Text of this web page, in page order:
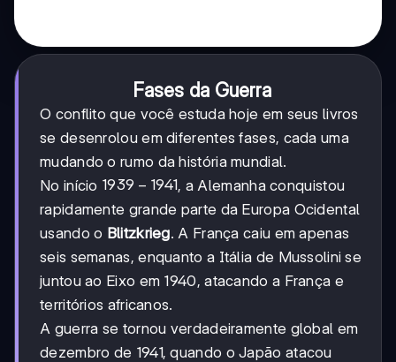
Fases da Guerra
O conflito que você estuda hoje em seus livros
se desenrolou em diferentes fases, cada uma
mudando o rumo da história mundial.
No início 1939-
1941
1939 − 1941, a Alemanha conquistou
rapidamente grande parte da Europa Ocidental
usando o Blitzkrieg. A França caiu em apenas
seis semanas, enquanto a Itália de Mussolini se
juntou ao Eixo em 1940, atacando a França e
territórios africanos.
A guerra se tornou verdadeiramente global em
dezembro de 1941, quando o Japão atacou